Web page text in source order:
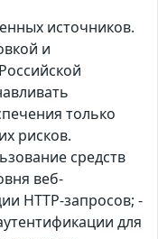
источников.
и
только
рисков.
средств
веб-
HTTP-запросов; -
для